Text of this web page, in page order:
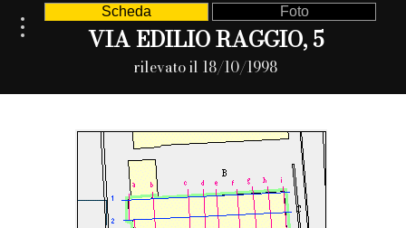
Scheda Foto
VIA EDILIO RAGGIO, 5
rilevato il 18/10/1998